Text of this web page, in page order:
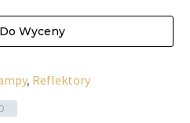
Wyceny
, Reflektory